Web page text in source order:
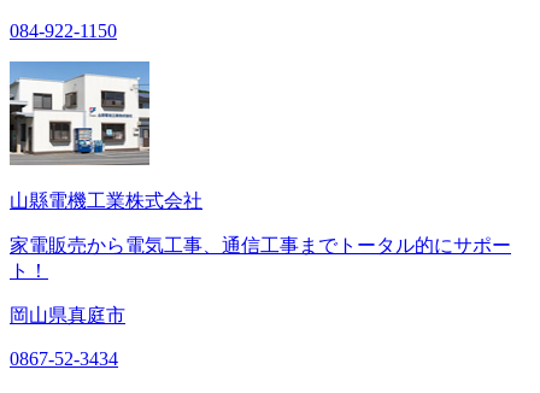
084-922-1150
山縣電機工業株式会社
家電販売から電気工事、通信工事までトータル的にサポー
ト！
岡山県真庭市
0867-52-3434